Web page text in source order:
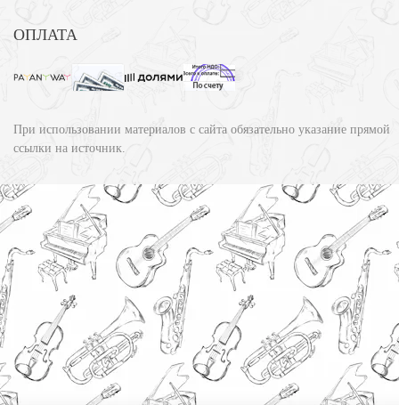
ОПЛАТА
При использовании материалов с сайта обязательно указание прямой
ссылки на источник.